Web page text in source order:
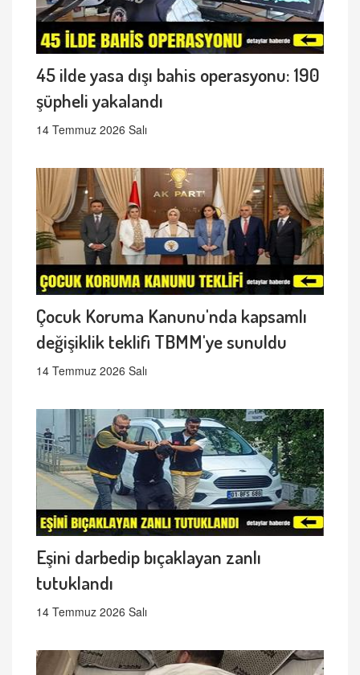
45 ilde yasa dışı bahis operasyonu: 190
şüpheli yakalandı
14 Temmuz 2026 Salı
Çocuk Koruma Kanunu'nda kapsamlı
değişiklik teklifi TBMM'ye sunuldu
14 Temmuz 2026 Salı
Eşini darbedip bıçaklayan zanlı
tutuklandı
14 Temmuz 2026 Salı